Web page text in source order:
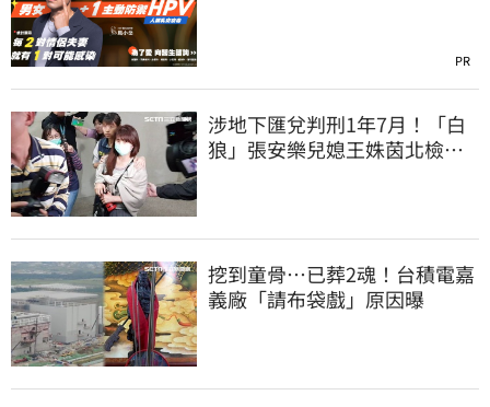
PR
涉地下匯兌判刑1年7月！「白
狼」張安樂兒媳王姝茵北檢報
挖到童骨…已葬2魂！台積電嘉
義廠「請布袋戲」原因曝